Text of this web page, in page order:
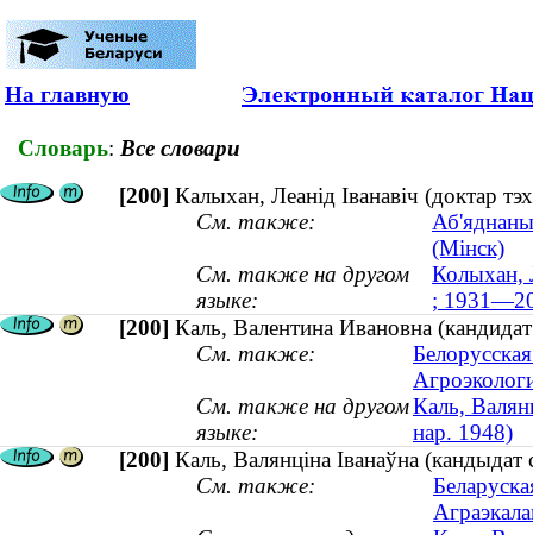
На главную
Словарь: Все словари
[200] Калыхан, Леанід Іванавіч (доктар
См. также:
(Мінск)
См. также на другом
языке:
Колыхан,
;
[200] Каль, Валентина Ивановна
См. также:
См. также на другом
языке:
Каль,
нар. 1948)
[200] Каль, Валянціна Іванаўна
См. также: